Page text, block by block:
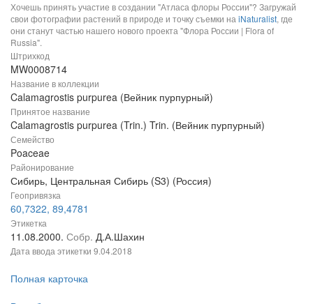
Хочешь принять участие в создании "Атласа флоры России"? Загружай
свои фотографии растений в природе и точку съемки на iNaturalist, где
они станут частью нашего нового проекта "Флора России | Flora of
Russia".
Штрихкод
MW0008714
Название в коллекции
Calamagrostis purpurea (Вейник пурпурный)
Принятое название
Calamagrostis purpurea (Trin.) Trin. (Вейник пурпурный)
Семейство
Poaceae
Районирование
Сибирь, Центральная Сибирь (S3) (Россия)
Геопривязка
60,7322, 89,4781
Этикетка
11.08.2000. Собр. Д.А.Шахин
Дата ввода этикетки 9.04.2018
Полная карточка